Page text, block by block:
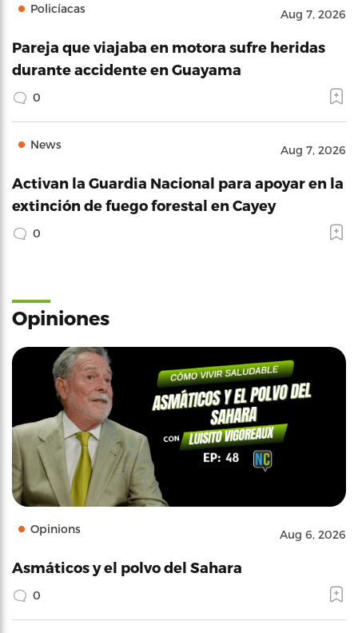
Policíacas Aug 7, 2026
Pareja que viajaba en motora sufre heridas
durante accidente en Guayama
0
News Aug 7, 2026
Activan la Guardia Nacional para apoyar en la
extinción de fuego forestal en Cayey
0
Opiniones
Opinions Aug 6, 2026
Asmáticos y el polvo del Sahara
0